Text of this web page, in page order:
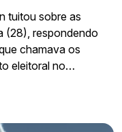
tuitou sobre as
(28), respondendo
chamava os
eleitoral no…